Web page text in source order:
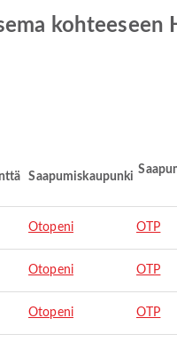
kohteeseen
Saapumiskaupunki
Otopeni OTP
Otopeni OTP
Otopeni OTP